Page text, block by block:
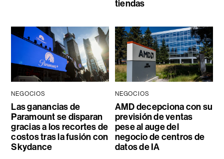
tiendas
NEGOCIOS
Las ganancias de
Paramount se disparan
gracias a los recortes de
costos tras la fusión con
Skydance
NEGOCIOS
AMD decepciona con su
previsión de ventas
pese al auge del
negocio de centros de
datos de IA